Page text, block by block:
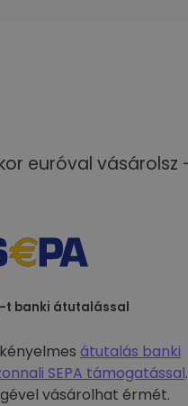
euróval
t banki átutalással
átutalás banki
SEPA támogatással.
vásárolhat érmét.